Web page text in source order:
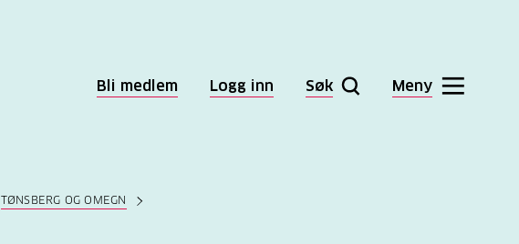
Bli medlem Logg inn Søk Meny
TØNSBERG OG OMEGN